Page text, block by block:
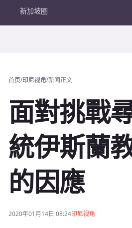
新加坡圈
首页/印尼视角/新闻正文
面對挑戰
統伊斯蘭
的因應
2020年01月14日 08:24印尼视角